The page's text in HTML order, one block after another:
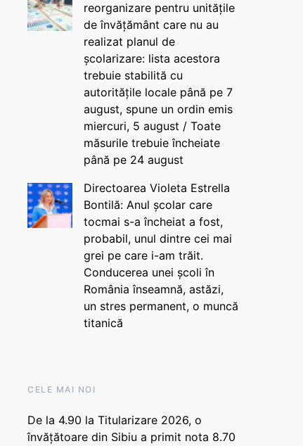
reorganizare pentru unitățile
de învățământ care nu au
realizat planul de
școlarizare: lista acestora
trebuie stabilită cu
autoritățile locale până pe 7
august, spune un ordin emis
miercuri, 5 august / Toate
măsurile trebuie încheiate
până pe 24 august
Directoarea Violeta Estrella
Bontilă: Anul școlar care
tocmai s-a încheiat a fost,
probabil, unul dintre cei mai
grei pe care i-am trăit.
Conducerea unei școli în
România înseamnă, astăzi,
un stres permanent, o muncă
titanică
CELE MAI NOI
De la 4.90 la Titularizare 2026, o
învățătoare din Sibiu a primit nota 8.70